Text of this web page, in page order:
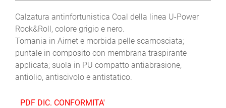
Calzatura antinfortunistica Coal della linea U-Power
Rock&Roll, colore grigio e nero.
Tomania in Airnet e morbida pelle scamosciata;
puntale in composito con membrana traspirante
applicata; suola in PU compatto antiabrasione,
antiolio, antiscivolo e antistatico.
PDF DIC. CONFORMITA'